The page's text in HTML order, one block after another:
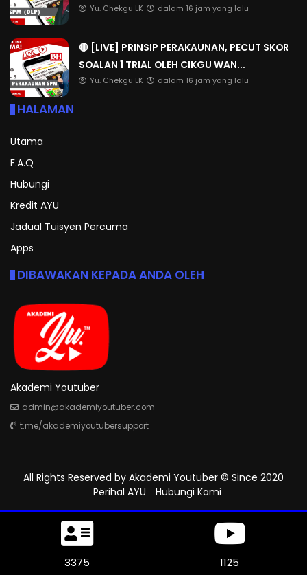
Yu. Chekgu LK dalam 16 jam yang lalu
🔴 [LIVE] PRINSIP PERAKAUNAN, PECUT SKOR
SOALAN 1 TRIAL OLEH CIKGU WAN...
Yu. Chekgu LK dalam 16 jam yang lalu
HALAMAN
Utama
F.A.Q
Hubungi
Kredit AYU
Jadual Tuisyen Percuma
Apps
DIBAWAKAN KEPADA ANDA OLEH
Akademi Youtuber
admin@akademiyoutuber.com
t.me/akademiyoutubersupport
All Rights Reserved by Akademi Youtuber © Since 2020
Perihal AYU
Hubungi Kami
3768 1256